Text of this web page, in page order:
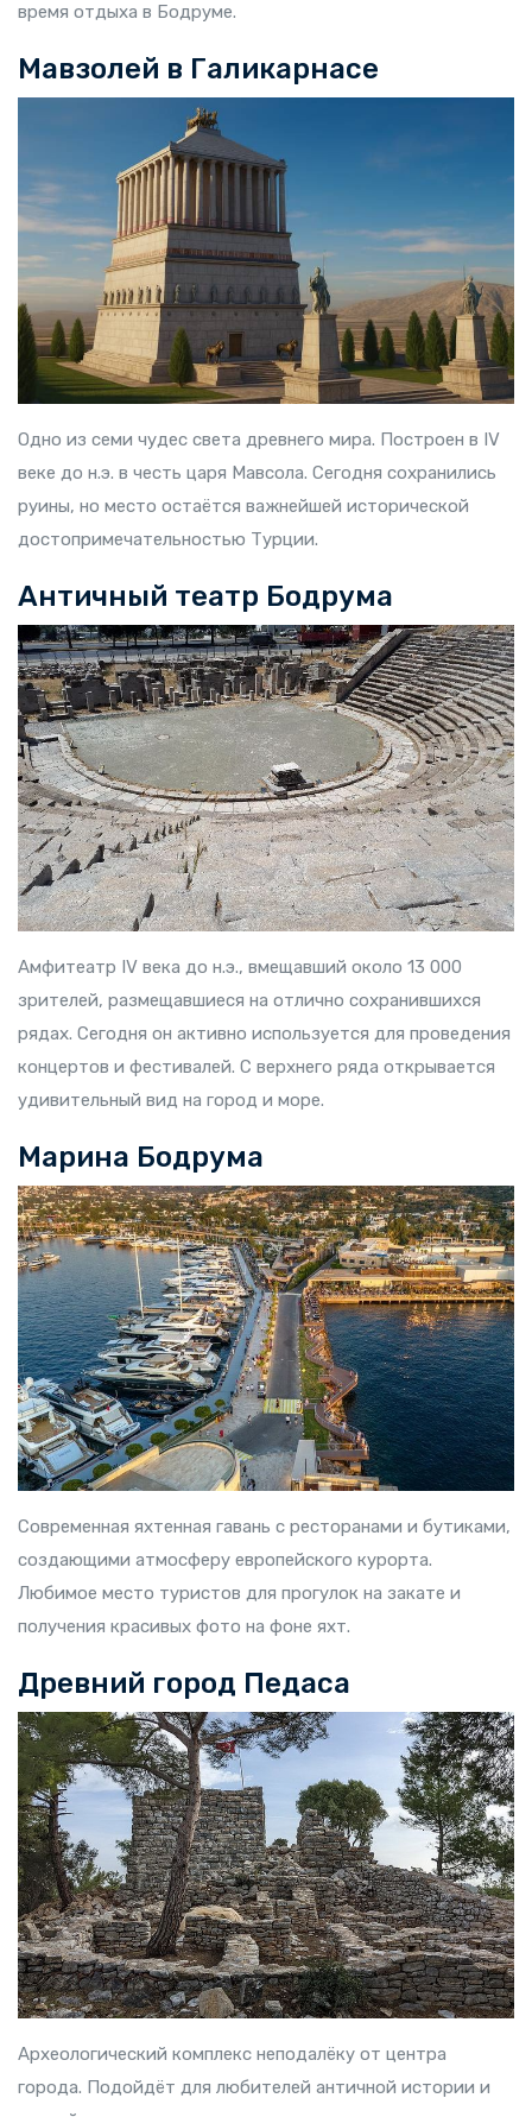
время отдыха в Бодруме.
Мавзолей в Галикарнасе
Одно из семи чудес света древнего мира. Построен в IV
веке до н.э. в честь царя Мавсола. Сегодня сохранились
руины, но место остаётся важнейшей исторической
достопримечательностью Турции.
Античный театр Бодрума
Амфитеатр IV века до н.э., вмещавший около 13 000
зрителей, размещавшиеся на отлично сохранившихся
рядах. Сегодня он активно используется для проведения
концертов и фестивалей. С верхнего ряда открывается
удивительный вид на город и море.
Марина Бодрума
Современная яхтенная гавань с ресторанами и бутиками,
создающими атмосферу европейского курорта.
Любимое место туристов для прогулок на закате и
получения красивых фото на фоне яхт.
Древний город Педаса
Археологический комплекс неподалёку от центра
города. Подойдёт для любителей античной истории и